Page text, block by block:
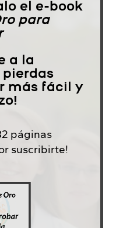
el e-book
para
a la
pierdas
más fácil y
páginas
suscribirte!